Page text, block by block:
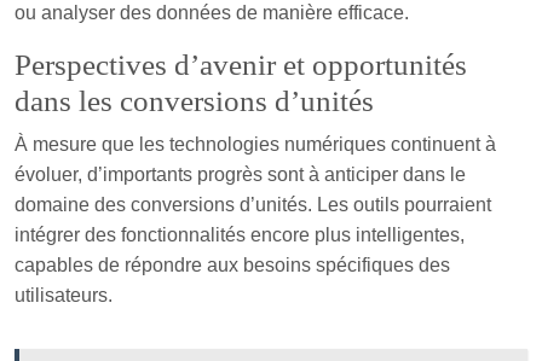
ou analyser des données de manière efficace.
Perspectives d’avenir et opportunités
dans les conversions d’unités
À mesure que les technologies numériques continuent à
évoluer, d’importants progrès sont à anticiper dans le
domaine des conversions d’unités. Les outils pourraient
intégrer des fonctionnalités encore plus intelligentes,
capables de répondre aux besoins spécifiques des
utilisateurs.